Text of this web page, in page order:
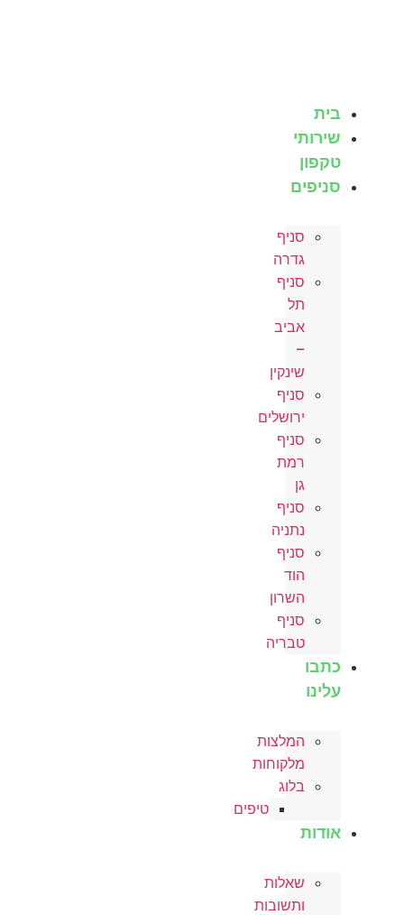
בית
שירותי
טקפון
סניפים
סניף
גדרה
סניף
תל
אביב
–
שינקין
סניף
ירושלים
סניף
רמת
גן
סניף
נתניה
סניף
הוד
השרון
סניף
טבריה
כתבו
עלינו
המלצות
מלקוחות
בלוג
טיפים
אודות
שאלות
ותשובות